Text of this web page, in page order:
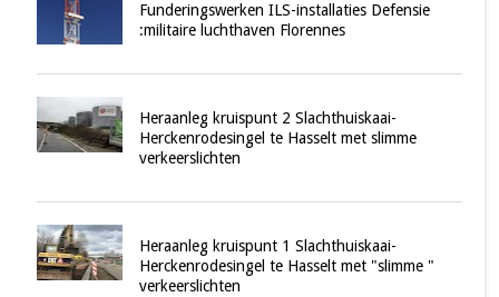
Funderingswerken ILS-installaties Defensie
:militaire luchthaven Florennes
Heraanleg kruispunt 2 Slachthuiskaai-
Herckenrodesingel te Hasselt met slimme
verkeerslichten
Heraanleg kruispunt 1 Slachthuiskaai-
Herckenrodesingel te Hasselt met "slimme "
verkeerslichten